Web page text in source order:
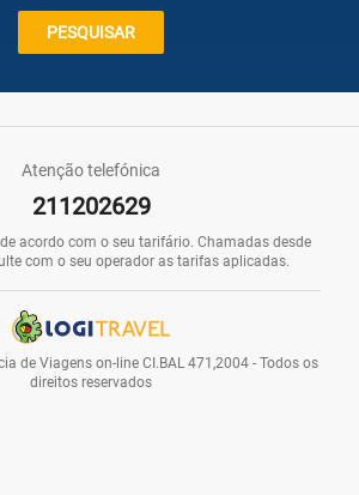
PESQUISAR
Atenção telefónica
211202629
acordo com o seu tarifário. Chamadas desde
com o seu operador as tarifas aplicadas.
de Viagens on-line CI.BAL 471,2004 - Todos os
direitos reservados